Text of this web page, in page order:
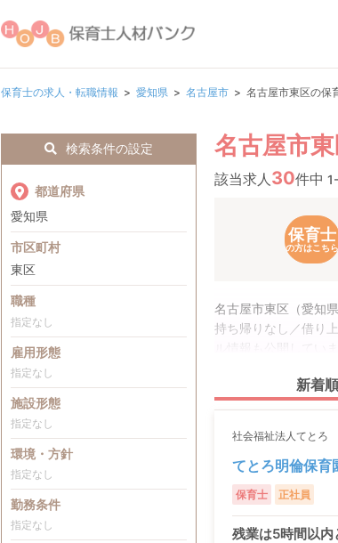
保育士の求人・転職情報 愛知県 名古屋市 名古屋市東区の保
名古屋市
該当求人 30件中
保育士
の方はこちら
名古屋市東区（愛知
持ち帰りなし／借り
ル情報も公開していま
新着順
社会福祉法人てとろ
てとろ明倫保育
保育士 正社員
残業は5時間以内
検索条件の設定
都道府県
愛知県
市区町村
東区
職種
指定なし
雇用形態
指定なし
施設形態
指定なし
環境・方針
指定なし
勤務条件
指定なし